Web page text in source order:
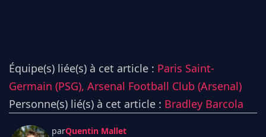
Équipe(s) liée(s) à cet article : Paris Saint-
Germain (PSG), Arsenal Football Club (Arsenal)
Personne(s) lié(s) à cet article : Bradley Barcola
parQuentin Mallet